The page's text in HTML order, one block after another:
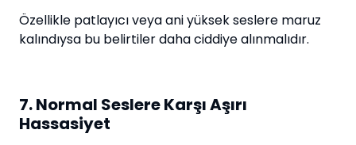
Özellikle patlayıcı veya ani yüksek seslere maruz
kalındıysa bu belirtiler daha ciddiye alınmalıdır.
7. Normal Seslere Karşı Aşırı
Hassasiyet